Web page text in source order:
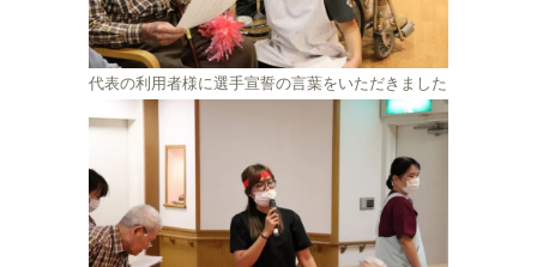
代表の利用者様に選手宣誓の言葉をいただきました